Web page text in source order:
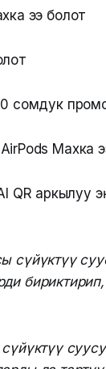
ээ болот
сомдук
Maxка
QR аркылуу
сүйүктүү